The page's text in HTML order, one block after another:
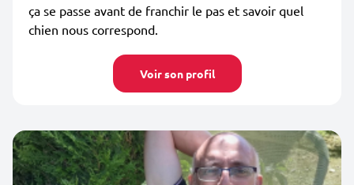
ça se passe avant de franchir le pas et savoir quel
chien nous correspond.
Voir son profil